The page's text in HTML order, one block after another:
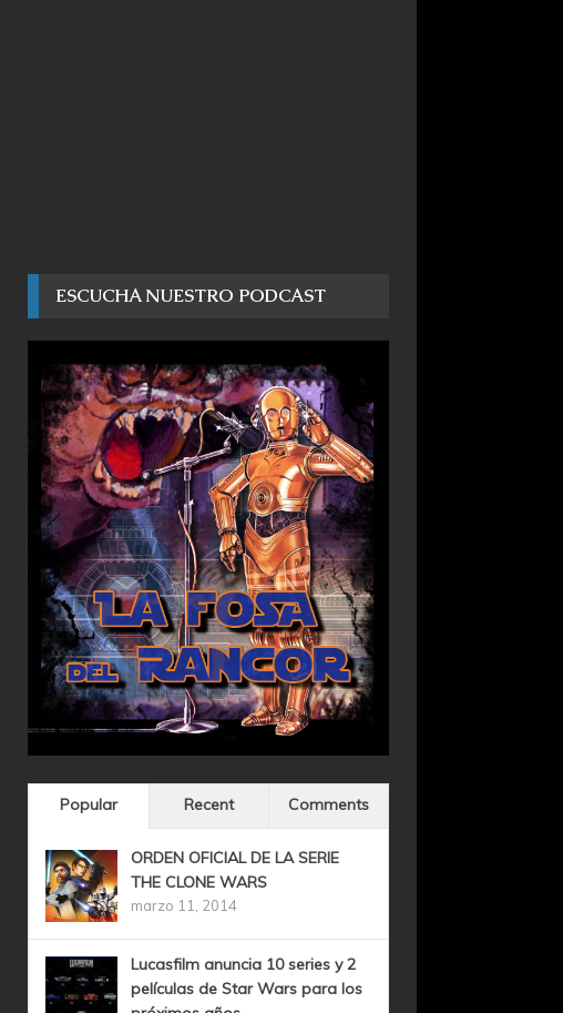
ESCUCHA NUESTRO PODCAST
Popular Recent Comments
ORDEN OFICIAL DE LA SERIE
THE CLONE WARS
marzo 11, 2014
Lucasfilm anuncia 10 series y 2
películas de Star Wars para los